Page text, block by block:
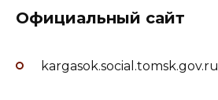
Официальный сайт
kargasok.social.tomsk.gov.ru